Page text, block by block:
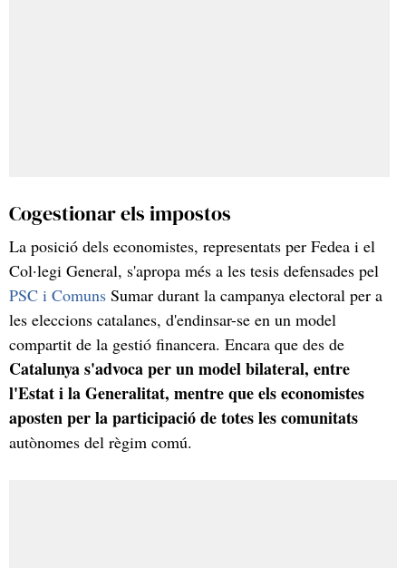
Cogestionar els impostos
La posició dels economistes, representats per Fedea i el
Col·legi General, s'apropa més a les tesis defensades pel
PSC i Comuns Sumar durant la campanya electoral per a
les eleccions catalanes, d'endinsar-se en un model
compartit de la gestió financera. Encara que des de
Catalunya s'advoca per un model bilateral, entre
l'Estat i la Generalitat, mentre que els economistes
aposten per la participació de totes les comunitats
autònomes del règim comú.